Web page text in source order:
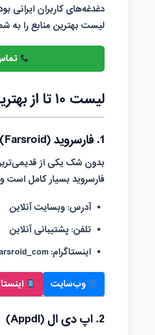
دغدغه‌های کاربران ایرانی
لیست بهترین منابع را به
لیست ۱۰ تا از بهترین سایت‌های دانلود برنامه مود شده
1. فارسروید (Farsroid)
بدون شک یکی از قدیمی‌ترین
فارسروید بسیار کامل است
آدرس: وبسایت آنلاین
تلفن: پشتیبانی آنلاین
اینستاگرام:
وب‌سایت
2. اپ دی ال (Appdl)